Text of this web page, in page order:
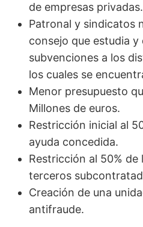
de empresas privadas.
Patronal y sindicatos
consejo que estudia y
subvenciones a los
los cuales se
Menor presupuesto
Millones de euros.
Restricción inicial al
ayuda concedida.
Restricción al 50%
terceros
Creación de una
antifraude.